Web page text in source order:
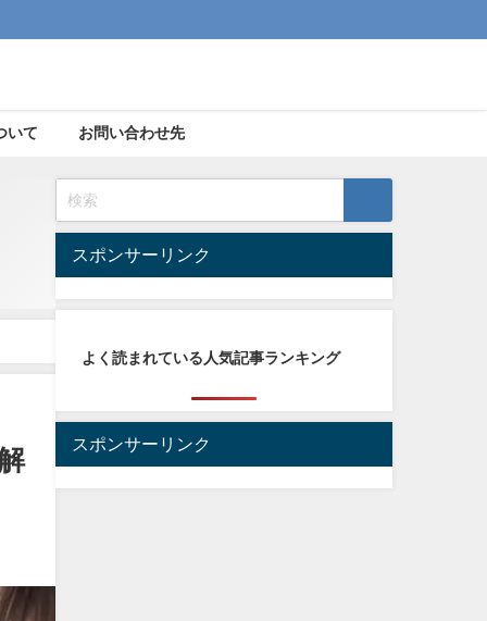
いて お問い合わせ先
スポンサーリンク
よく読まれている人気記事ランキング
スポンサーリンク